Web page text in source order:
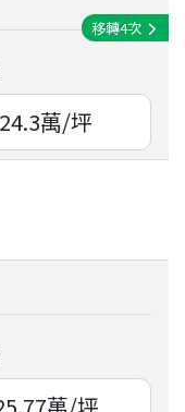
移轉4次
24.3萬/坪